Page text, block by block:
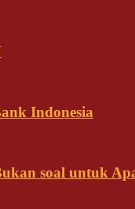
Indonesia
soal untuk